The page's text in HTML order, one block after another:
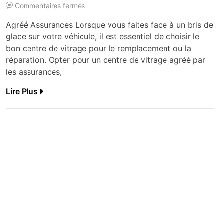
Commentaires fermés
Agréé Assurances Lorsque vous faites face à un bris de
glace sur votre véhicule, il est essentiel de choisir le
bon centre de vitrage pour le remplacement ou la
réparation. Opter pour un centre de vitrage agréé par
les assurances,
Lire Plus